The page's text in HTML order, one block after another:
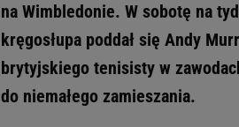
na Wimbledonie. W sobotę na
kręgosłupa poddał się Andy
brytyjskiego tenisisty w
do niemałego zamieszania.